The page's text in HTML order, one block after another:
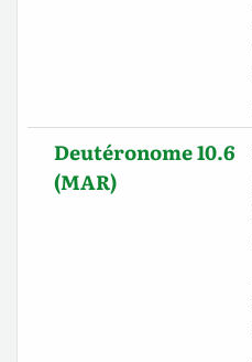
Deutéronome 10.6
(MAR)